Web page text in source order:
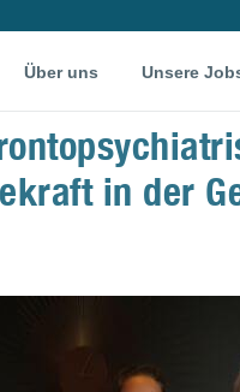
Über uns Unsere
in der